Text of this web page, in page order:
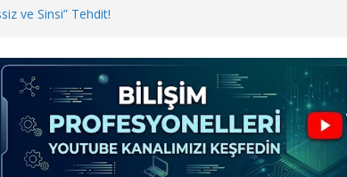
ve Sinsi” Tehdit!
Bugün BulutTahsilat’ta
Kemal Oral Tüm Sorularımızı